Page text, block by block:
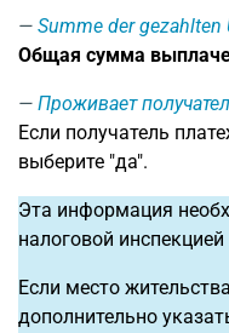
Summe der
Общая сумма
Проживает
Если получатель
выберите "да".
Эта информация
налоговой
Если место
дополнительно